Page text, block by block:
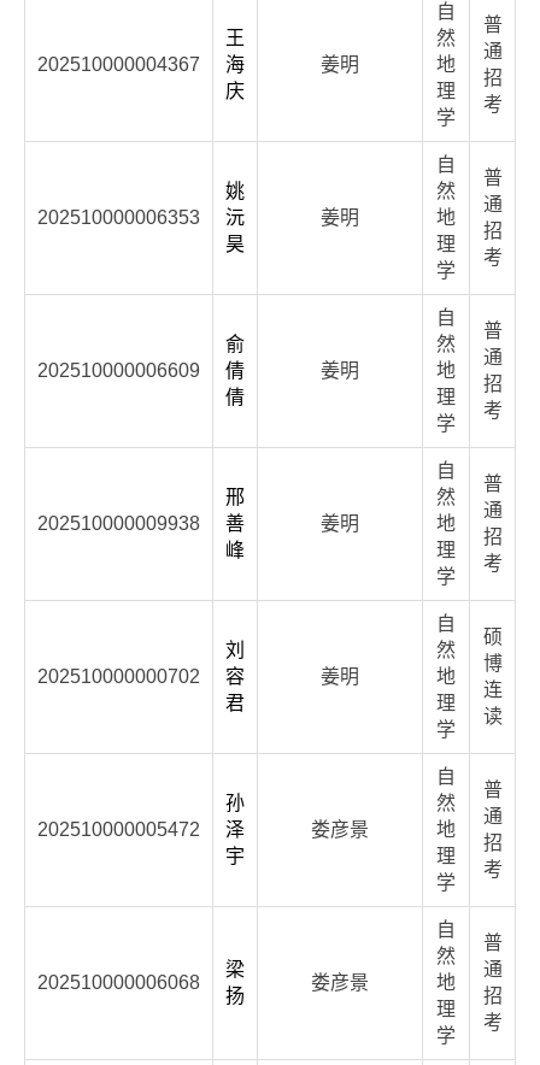
202510000004367
王
海
庆
姜明
自
然
地
理
学
普
通
招
考
202510000006353
姚
沅
昊
姜明
自
然
地
理
学
普
通
招
考
202510000006609
俞
倩
倩
姜明
自
然
地
理
学
普
通
招
考
202510000009938
邢
善
峰
姜明
自
然
地
理
学
普
通
招
考
202510000000702
刘
容
君
姜明
自
然
地
理
学
硕
博
连
读
202510000005472
孙
泽
宇
娄彦景
自
然
地
理
学
普
通
招
考
202510000006068
梁
扬
娄彦景
自
然
地
理
学
普
通
招
考